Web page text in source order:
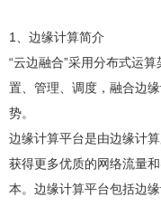
1、边缘计算简介
“云边融合”采用分布式运
置、管理、调度，融合边
势。
边缘计算平台是由边缘计
获得更多优质的网络流量
本。边缘计算平台包括边